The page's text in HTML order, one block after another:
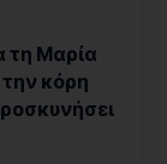
τη Μαρία
κόρη